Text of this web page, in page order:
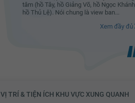
tâm (hồ Tây, hồ Giảng Võ, hồ Ngọc Khánh,
hồ Thủ Lệ). Nói chung là view ban...
Xem đầy đủ
VỊ TRÍ & TIỆN ÍCH KHU VỰC XUNG QUANH